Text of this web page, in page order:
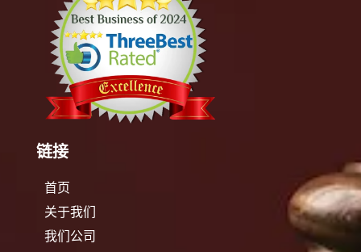
链接
首页
关于我们
我们公司